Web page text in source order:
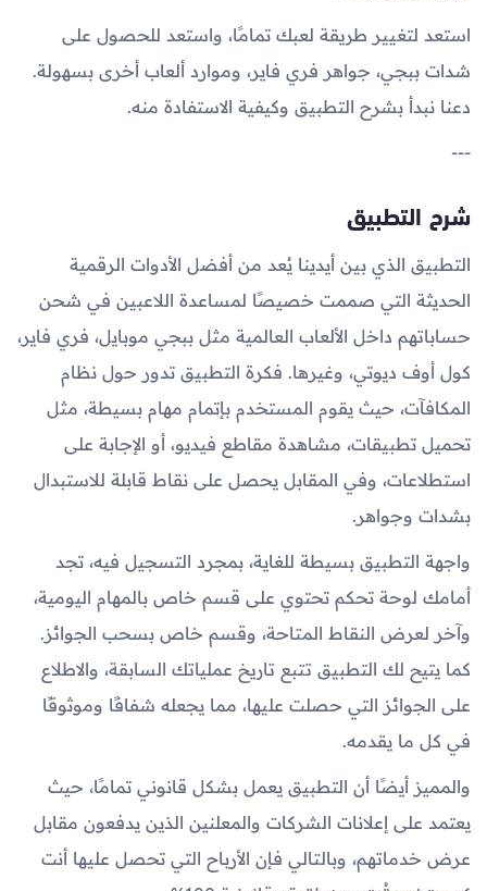
استعد لتغيير طريقة لعبك تمامًا، واستعد للحصول على
شدات ببجي، جواهر فري فاير، وموارد ألعاب أخرى بسهولة.
دعنا نبدأ بشرح التطبيق وكيفية الاستفادة منه.
---
شرح التطبيق
التطبيق الذي بين أيدينا يُعد من أفضل الأدوات الرقمية
الحديثة التي صممت خصيصًا لمساعدة اللاعبين في شحن
حساباتهم داخل الألعاب العالمية مثل ببجي موبايل، فري فاير،
كول أوف ديوتي، وغيرها. فكرة التطبيق تدور حول نظام
المكافآت، حيث يقوم المستخدم بإتمام مهام بسيطة، مثل
تحميل تطبيقات، مشاهدة مقاطع فيديو، أو الإجابة على
استطلاعات، وفي المقابل يحصل على نقاط قابلة للاستبدال
بشدات وجواهر.
واجهة التطبيق بسيطة للغاية، بمجرد التسجيل فيه، تجد
أمامك لوحة تحكم تحتوي على قسم خاص بالمهام اليومية،
وآخر لعرض النقاط المتاحة، وقسم خاص بسحب الجوائز.
كما يتيح لك التطبيق تتبع تاريخ عملياتك السابقة، والاطلاع
على الجوائز التي حصلت عليها، مما يجعله شفافًا وموثوقًا
في كل ما يقدمه.
والمميز أيضًا أن التطبيق يعمل بشكل قانوني تمامًا، حيث
يعتمد على إعلانات الشركات والمعلنين الذين يدفعون مقابل
عرض خدماتهم، وبالتالي فإن الأرباح التي تحصل عليها أنت